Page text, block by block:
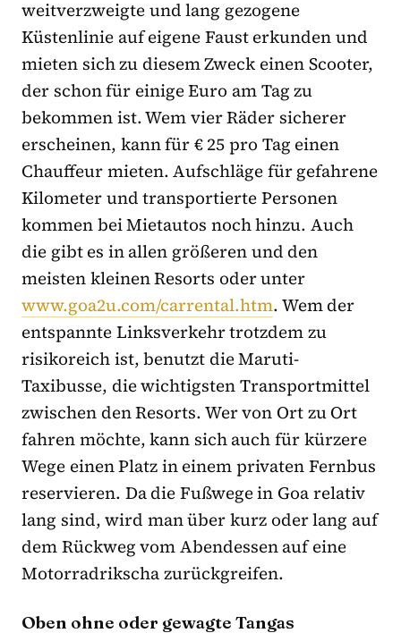
weitverzweigte und lang gezogene
Küstenlinie auf eigene Faust erkunden und
mieten sich zu diesem Zweck einen Scooter,
der schon für einige Euro am Tag zu
bekommen ist. Wem vier Räder sicherer
erscheinen, kann für € 25 pro Tag einen
Chauffeur mieten. Aufschläge für gefahrene
Kilometer und transportierte Personen
kommen bei Mietautos noch hinzu. Auch
die gibt es in allen größeren und den
meisten kleinen Resorts oder unter
www.goa2u.com/carrental.htm. Wem der
entspannte Linksverkehr trotzdem zu
risikoreich ist, benutzt die Maruti-
Taxibusse, die wichtigsten Transportmittel
zwischen den Resorts. Wer von Ort zu Ort
fahren möchte, kann sich auch für kürzere
Wege einen Platz in einem privaten Fernbus
reservieren. Da die Fußwege in Goa relativ
lang sind, wird man über kurz oder lang auf
dem Rückweg vom Abendessen auf eine
Motorradrikscha zurückgreifen.
Oben ohne oder gewagte Tangas